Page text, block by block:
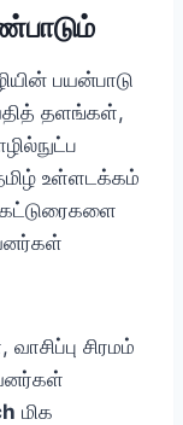
பயன்பாடு
தளங்கள்,
உள்ளடக்கம்
கட்டுரைகளை
சிரமம்
மிக